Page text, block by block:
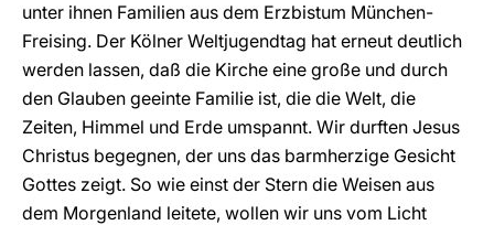
unter ihnen Familien aus dem Erzbistum München-
Freising. Der Kölner Weltjugendtag hat erneut deutlich
werden lassen, daß die Kirche eine große und durch
den Glauben geeinte Familie ist, die die Welt, die
Zeiten, Himmel und Erde umspannt. Wir durften Jesus
Christus begegnen, der uns das barmherzige Gesicht
Gottes zeigt. So wie einst der Stern die Weisen aus
dem Morgenland leitete, wollen wir uns vom Licht